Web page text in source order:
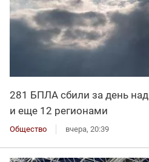
281 БПЛА сбили за день
и еще 12 регионами
Общество вчера, 20:39